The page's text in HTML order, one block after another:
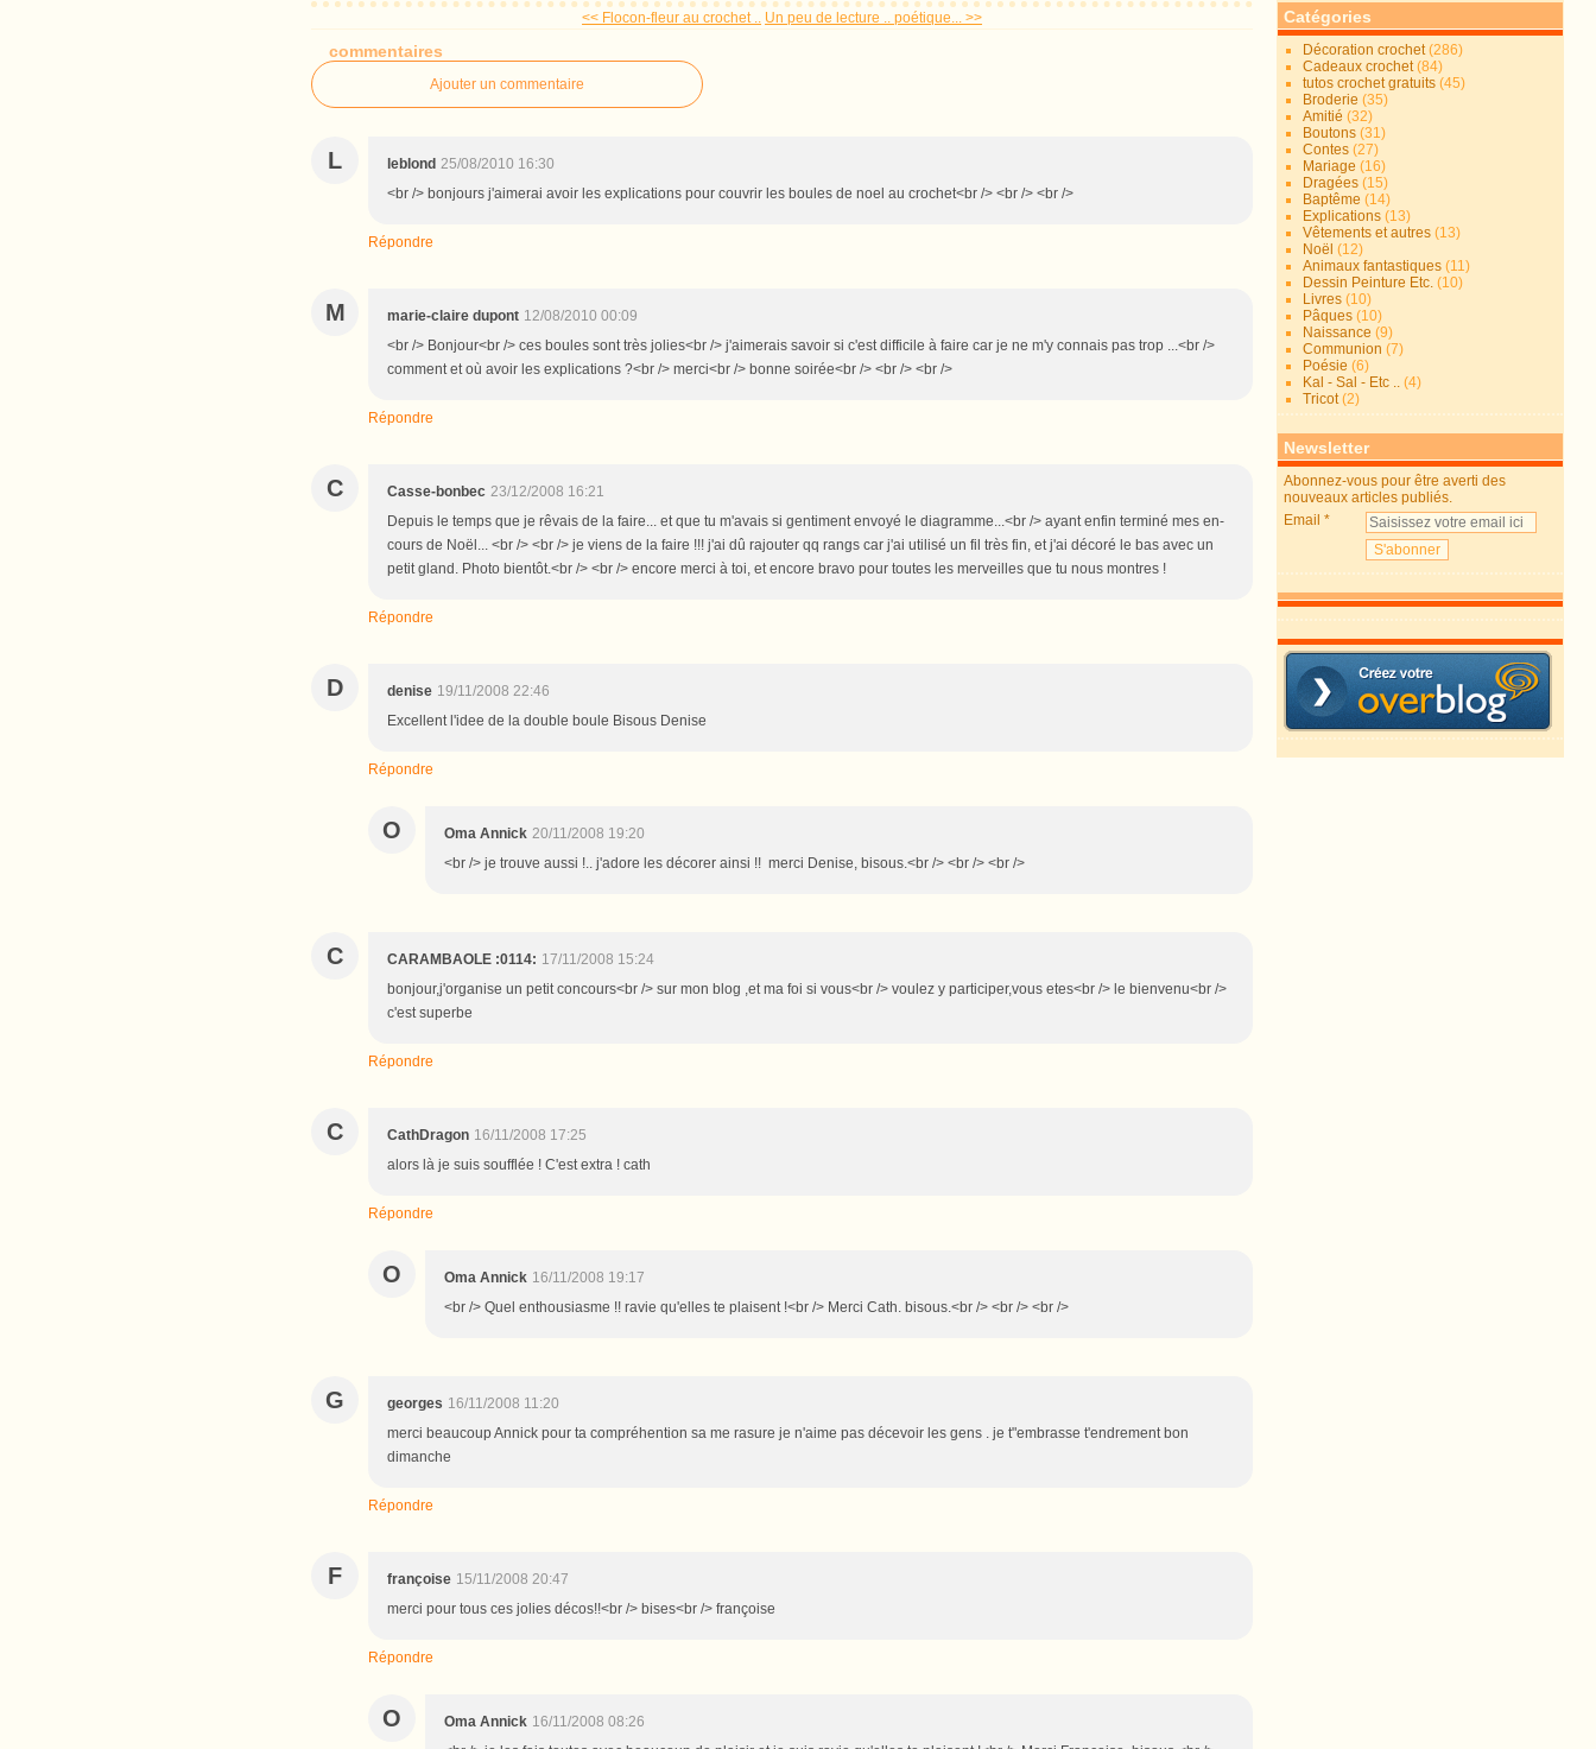
<< Flocon-fleur au crochet .. Un peu de lecture .. poétique... >>
commentaires
Ajouter un commentaire
L leblond 25/08/2010 16:30
<br /> bonjours j'aimerai avoir les explications pour couvrir les boules de noel au crochet<br /> <br /> <br />
Répondre
M marie-claire dupont 12/08/2010 00:09
<br /> Bonjour<br /> ces boules sont très jolies<br /> j'aimerais savoir si c'est difficile à faire car je ne m'y connais pas trop ...<br />
comment et où avoir les explications ?<br /> merci<br /> bonne soirée<br /> <br /> <br />
Répondre
C Casse-bonbec 23/12/2008 16:21
Depuis le temps que je rêvais de la faire... et que tu m'avais si gentiment envoyé le diagramme...<br /> ayant enfin terminé mes en-
cours de Noël... <br /> <br /> je viens de la faire !!! j'ai dû rajouter qq rangs car j'ai utilisé un fil très fin, et j'ai décoré le bas avec un
petit gland. Photo bientôt.<br /> <br /> encore merci à toi, et encore bravo pour toutes les merveilles que tu nous montres !
Répondre
D denise 19/11/2008 22:46
Excellent l'idee de la double boule Bisous Denise
Répondre
O Oma Annick 20/11/2008 19:20
<br /> je trouve aussi !.. j'adore les décorer ainsi !! merci Denise, bisous.<br /> <br /> <br />
C CARAMBAOLE :0114: 17/11/2008 15:24
bonjour,j'organise un petit concours<br /> sur mon blog ,et ma foi si vous<br /> voulez y participer,vous etes<br /> le bienvenu<br />
c'est superbe
Répondre
C CathDragon 16/11/2008 17:25
alors là je suis soufflée ! C'est extra ! cath
Répondre
O Oma Annick 16/11/2008 19:17
<br /> Quel enthousiasme !! ravie qu'elles te plaisent !<br /> Merci Cath. bisous.<br /> <br /> <br />
G georges 16/11/2008 11:20
merci beaucoup Annick pour ta compréhention sa me rasure je n'aime pas décevoir les gens . je t"embrasse t'endrement bon
dimanche
Répondre
F françoise 15/11/2008 20:47
merci pour tous ces jolies décos!!<br /> bises<br /> françoise
Répondre
O Oma Annick 16/11/2008 08:26
Catégories
Décoration crochet(286)
Cadeaux crochet(84)
tutos crochet gratuits (45)
Broderie (35)
Amitié (32)
Boutons (31)
Contes (27)
Mariage (16)
Dragées (15)
Baptême (14)
Explications (13)
Vêtements et autres (13)
Noël (12)
Animaux fantastiques (11)
Dessin Peinture Etc. (10)
Livres (10)
Pâques (10)
Naissance (9)
Communion (7)
Poésie (6)
Kal - Sal - Etc .. (4)
Tricot(2)
Newsletter
Abonnez-vous pour être averti des
nouveaux articles publiés.
Email